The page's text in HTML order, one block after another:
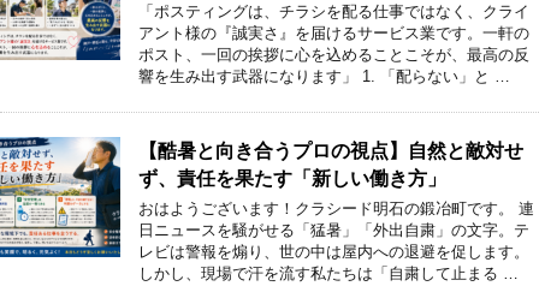
「ポスティングは、チラシを配る仕事ではなく、クライ
アント様の『誠実さ』を届けるサービス業です。一軒の
ポスト、一回の挨拶に心を込めることこそが、最高の反
響を生み出す武器になります」 1. 「配らない」と …
【酷暑と向き合うプロの視点】自然と敵対せ
ず、責任を果たす「新しい働き方」
おはようございます！クラシード明石の鍛冶町です。 連
日ニュースを騒がせる「猛暑」「外出自粛」の文字。テ
レビは警報を煽り、世の中は屋内への退避を促します。
しかし、現場で汗を流す私たちは「自粛して止まる …